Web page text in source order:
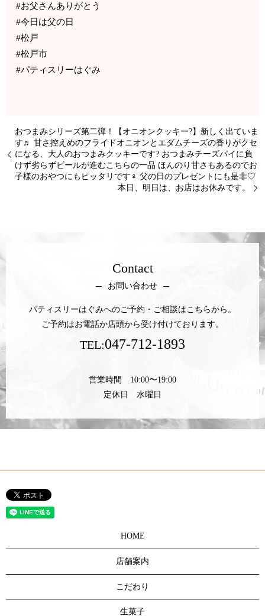
#お父さんありがとう
#今日は父の日
#松戸
#松戸市
#パティスリーはぐみ
おつまみシリーズ第二弾！【オニオンクッキー?】新しく出ていま
す♬ 甘さ控えめのフライドオニオンとエダムチーズの香りがクセ
になる、大人のおつまみクッキーです? おつまみチーズパイに負
けず劣らずビールが進むこちらの一品 ほんのり甘さもあるのでお
子様のおやつにもピッタリです‍♀️ 父の日のプレゼントにも是非♡
本日、明日は、お店はお休みです。
Contact
お問い合わせ
パティスリーはぐみへのご予約・ご相談はこちらから。
ご予約はお電話か店頭から受け付けております。
TEL:047-712-1893
営業時間 10:00〜19:00
定休日 水曜日
HOME
店舗案内
こだわり
生菓子